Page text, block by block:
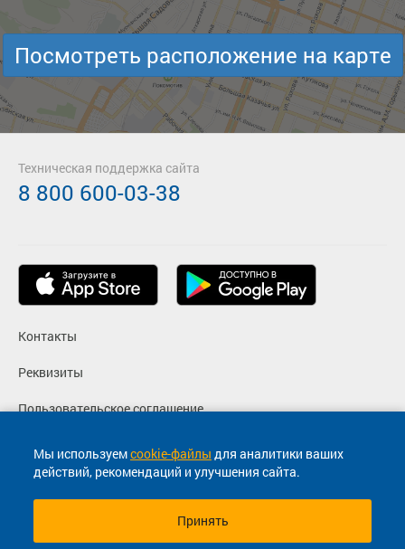
Мы используемcookie-файлы для аналитики ваших
действий, рекомендаций и улучшения сайта.
Принять
Посмотреть расположение на карте
Контакты
Реквизиты
Пользовательское соглашение
Политика конфиденциальности
Согласие на маркетинговые сообщения
Техническая поддержка сайта
8 800 600-03-38
© 2013-2026, ООО "Капитал"- Онлайн сервис продажи